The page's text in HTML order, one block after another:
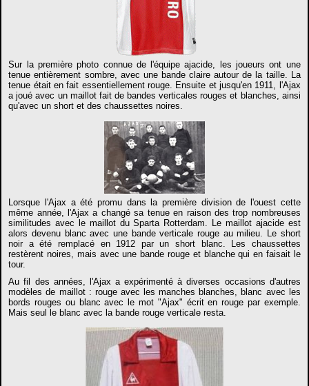
Sur la première photo connue de l'équipe ajacide, les joueurs ont une
tenue entièrement sombre, avec une bande claire autour de la taille. La
tenue était en fait essentiellement rouge. Ensuite et jusqu'en 1911, l'Ajax
a joué avec un maillot fait de bandes verticales rouges et blanches, ainsi
qu'avec un short et des chaussettes noires.
Lorsque l'Ajax a été promu dans la première division de l'ouest cette
même année, l'Ajax a changé sa tenue en raison des trop nombreuses
similitudes avec le maillot du Sparta Rotterdam. Le maillot ajacide est
alors devenu blanc avec une bande verticale rouge au milieu. Le short
noir a été remplacé en 1912 par un short blanc. Les chaussettes
restèrent noires, mais avec une bande rouge et blanche qui en faisait le
tour.
Au fil des années, l'Ajax a expérimenté à diverses occasions d'autres
modèles de maillot : rouge avec les manches blanches, blanc avec les
bords rouges ou blanc avec le mot "Ajax" écrit en rouge par exemple.
Mais seul le blanc avec la bande rouge verticale resta.